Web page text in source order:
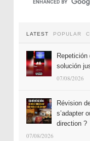
LATEST POPULAR
solución
07/08/2026
Révision
s’adapter
direction ?
07/08/2026